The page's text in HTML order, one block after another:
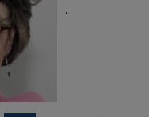
..